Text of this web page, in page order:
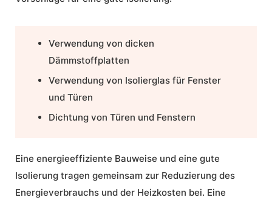
Verwendung von dicken
Dämmstoffplatten
Verwendung von Isolierglas für Fenster
und Türen
Dichtung von Türen und Fenstern
Eine energieeffiziente Bauweise und eine gute
Isolierung tragen gemeinsam zur Reduzierung des
Energieverbrauchs und der Heizkosten bei. Eine